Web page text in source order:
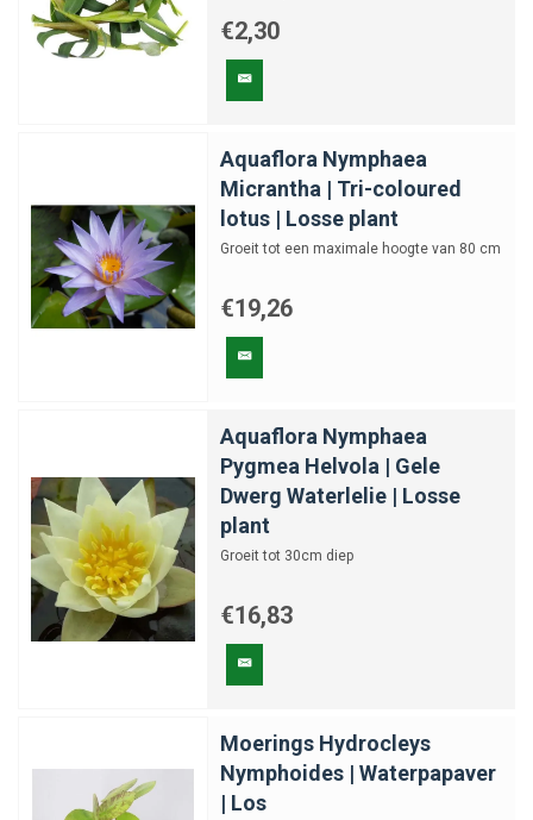
€2,30
Aquaflora Nymphaea
Micrantha | Tri-coloured
lotus | Losse plant
Groeit tot een maximale hoogte van 80 cm
€19,26
Aquaflora Nymphaea
Pygmea Helvola | Gele
Dwerg Waterlelie | Losse
plant
Groeit tot 30cm diep
€16,83
Moerings Hydrocleys
Nymphoides | Waterpapaver
| Los